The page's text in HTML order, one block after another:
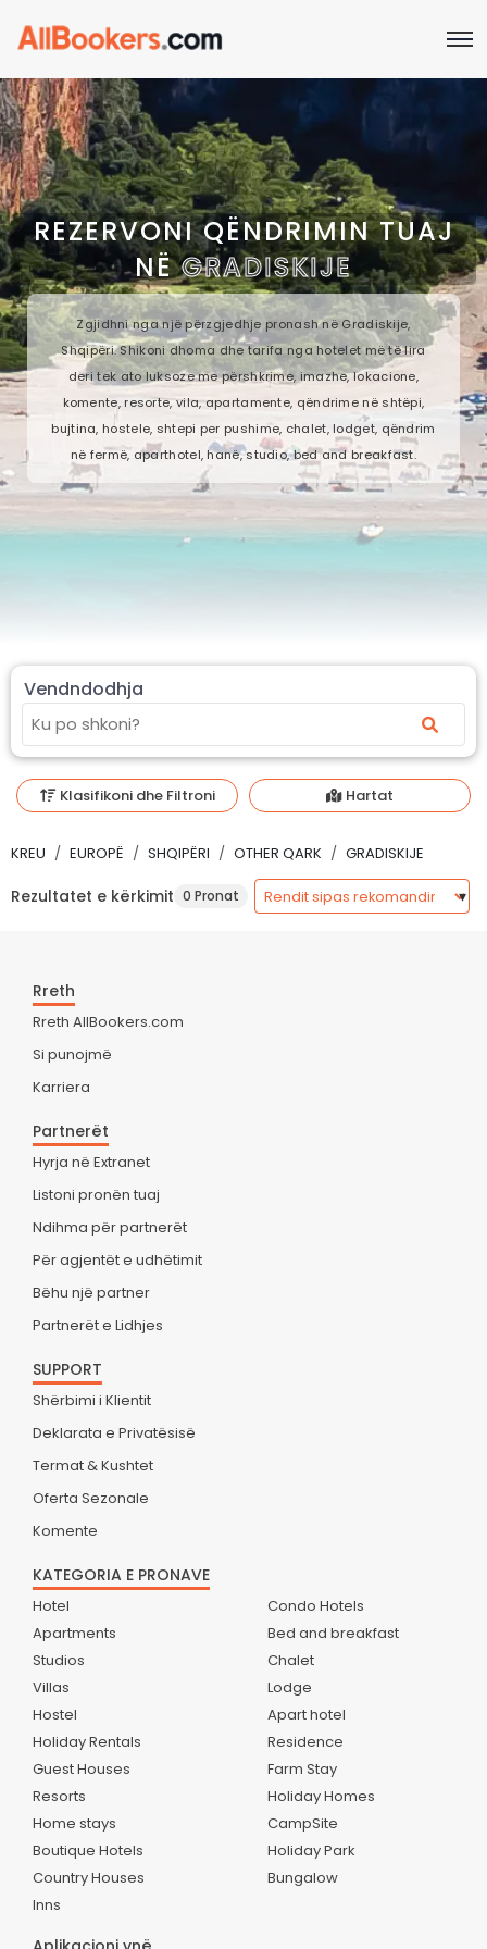
REZERVONI QËNDRIMIN TUAJ
NËGRADISKIJE
Zgjidhni nga një përzgjedhje pronash në Gradiskije,
Shqipëri. Shikoni dhoma dhe tarifa nga hotelet më të lira
deri tek ato luksoze me përshkrime, imazhe, lokacione,
komente, resorte, vila, apartamente, qëndrime në shtëpi,
bujtina, hostele, shtepi per pushime, chalet, lodget, qëndrim
në fermë, aparthotel, hanë, studio, bed and breakfast.
Vendndodhja
Klasifikoni dhe Filtroni Hartat
KREU EUROPË SHQIPËRI OTHER QARK GRADISKIJE
Rezultatet e kërkimit 0 Pronat
Rreth
Rreth AllBookers.com
Si punojmë
Karriera
Partnerët
Hyrja në Extranet
Listoni pronën tuaj
Ndihma për partnerët
Për agjentët e udhëtimit
Bëhu një partner
Partnerët e Lidhjes
SUPPORT
Shërbimi i Klientit
Deklarata e Privatësisë
Termat & Kushtet
Oferta Sezonale
Komente
KATEGORIA E PRONAVE
Hotel
Apartments
Studios
Villas
Hostel
Holiday Rentals
Guest Houses
Resorts
Home stays
Boutique Hotels
Country Houses
Inns
Condo Hotels
Bed and breakfast
Chalet
Lodge
Apart hotel
Residence
Farm Stay
Holiday Homes
CampSite
Holiday Park
Bungalow